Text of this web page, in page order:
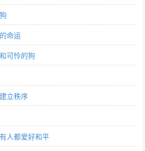
命运
可怜的狗
立秩序
人都爱好和平